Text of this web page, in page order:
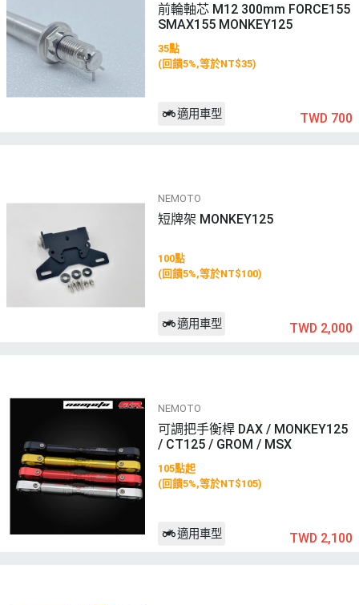
前輪軸芯 M12 300mm FORCE155
SMAX155 MONKEY125
35點
(回饋5%,等於NT$35)
適用車型 TWD 700
NEMOTO
短牌架 MONKEY125
100點
(回饋5%,等於NT$100)
適用車型 TWD 2,000
NEMOTO
可調把手衡桿 DAX / MONKEY125
/ CT125 / GROM / MSX
105點起
(回饋5%,等於NT$105)
適用車型 TWD 2,100